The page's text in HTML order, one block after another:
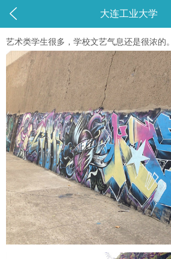
 大连工业大学
艺术类学生很多，学校文艺气息还是很浓的。